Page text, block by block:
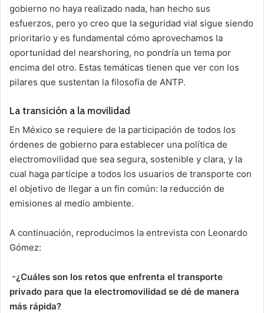
gobierno no haya realizado nada, han hecho sus
esfuerzos, pero yo creo que la seguridad vial sigue siendo
prioritario y es fundamental cómo aprovechamos la
oportunidad del nearshoring, no pondría un tema por
encima del otro. Estas temáticas tienen que ver con los
pilares que sustentan la filosofía de ANTP.
La transición a la movilidad
En México se requiere de la participación de todos los
órdenes de gobierno para establecer una política de
electromovilidad que sea segura, sostenible y clara, y la
cual haga partícipe a todos los usuarios de transporte con
el objetivo de llegar a un fin común: la reducción de
emisiones al medio ambiente.
A continuación, reproducimos la entrevista con Leonardo
Gómez:
-¿Cuáles son los retos que enfrenta el transporte
privado para que la electromovilidad se dé de manera
más rápida?